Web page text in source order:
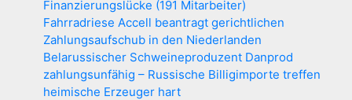
Finanzierungslücke (191 Mitarbeiter)
Fahrradriese Accell beantragt gerichtlichen
Zahlungsaufschub in den Niederlanden
Belarussischer Schweineproduzent Danprod
zahlungsunfähig – Russische Billigimporte treffen
heimische Erzeuger hart